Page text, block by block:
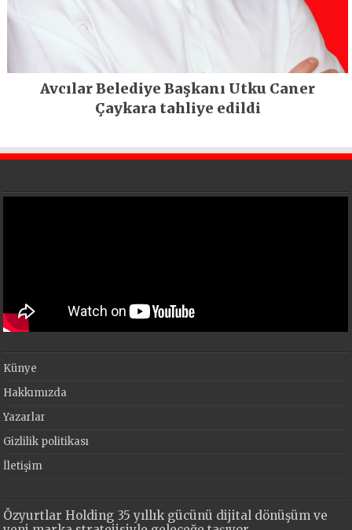
Avcılar Belediye Başkanı Utku Caner
Çaykara tahliye edildi
Künye
Hakkımızda
Yazarlar
Gizlilik politikası
İletişim
Özyurtlar Holding 35 yıllık gücünü dijital dönüşüm ve